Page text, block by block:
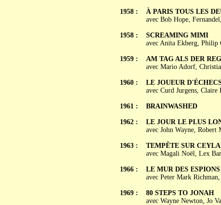
1958 :
1958 :
1959 :
1960 :
1961 :
1962 :
1963 :
1966 :
1969 :
À PARIS TOUS LES
avec Bob Hope,
SCREAMING MIMI
avec Anita Ekberg, Philip
AM TAG ALS DER
avec Mario Adorf,
LE JOUEUR
avec Curd Jurgens,
BRAINWASHED
LE JOUR LE PLUS
avec John Wayne, Robert
TEMPÊTE SUR
avec Magali Noël, Lex
LE MUR DES
avec Peter Mark
80 STEPS TO JONAH
avec Wayne Newton, Jo